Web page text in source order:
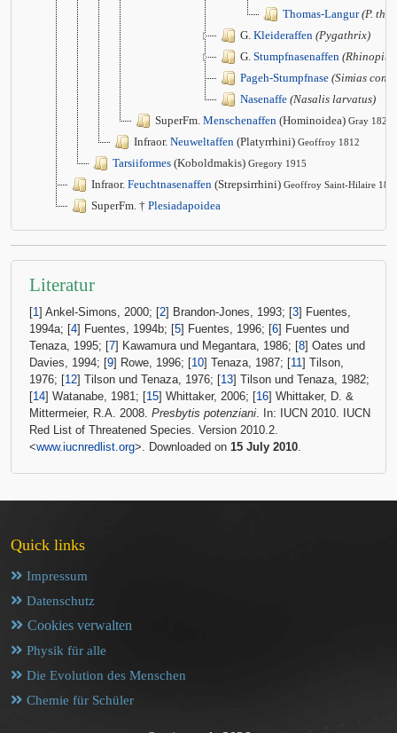
Thomas-Langur (P.
G. Kleideraffen (Pygathrix)
G. Stumpfnasenaffen
Pageh-Stumpfnase (Simias
Nasenaffe (Nasalis larvatus)
SuperFm. Menschenaffen (Hominoidea) Gray 1825
Infraor. Neuweltaffen (Platyrrhini) Geoffroy 1812
Tarsiiformes (Koboldmakis) Gregory 1915
Infraor. Feuchtnasenaffen (Strepsirrhini) Geoffroy Saint-Hilaire
SuperFm. † Plesiadapoidea
Literatur
[1] Ankel-Simons, 2000; [2] Brandon-Jones, 1993; [3] Fuentes,
1994a; [4] Fuentes, 1994b; [5] Fuentes, 1996; [6] Fuentes und
Tenaza, 1995; [7] Kawamura und Megantara, 1986; [8] Oates und
Davies, 1994; [9] Rowe, 1996; [10] Tenaza, 1987; [11] Tilson,
1976; [12] Tilson und Tenaza, 1976; [13] Tilson und Tenaza, 1982;
[14] Watanabe, 1981; [15] Whittaker, 2006; [16] Whittaker, D. &
Mittermeier, R.A. 2008. Presbytis potenziani . In: IUCN 2010. IUCN
Red List of Threatened Species. Version 2010.2.
<www.iucnredlist.org>. Downloaded on 15 July 2010
Quick links
Impressum
Datenschutz
Cookies verwalten
Physik für alle
Die Evolution des Menschen
Chemie für Schüler